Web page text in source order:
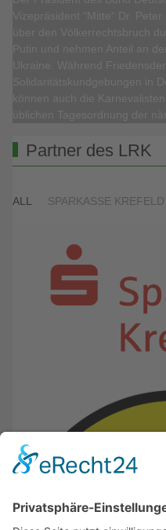
Partner des LRK
ALL SPARKASSE KREFELD